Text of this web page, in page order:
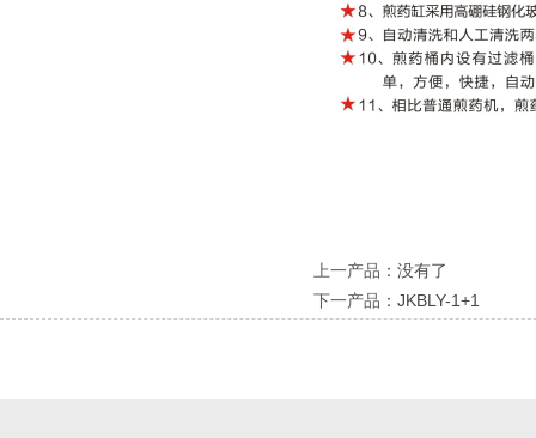
上一产品 ：没有了
下一产品 ： JKBLY-1+1